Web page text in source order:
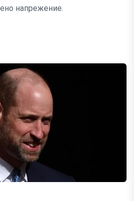
напрежение.